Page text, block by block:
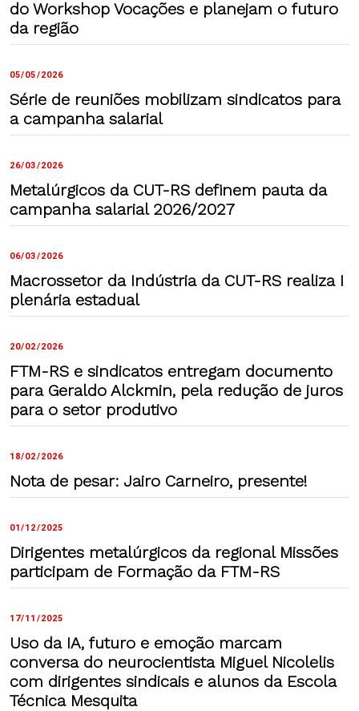
do Workshop Vocações e planejam o futuro
da região
05/05/2026
Série de reuniões mobilizam sindicatos para
a campanha salarial
26/03/2026
Metalúrgicos da CUT-RS definem pauta da
campanha salarial 2026/2027
06/03/2026
Macrossetor da Indústria da CUT-RS realiza I
plenária estadual
20/02/2026
FTM-RS e sindicatos entregam documento
para Geraldo Alckmin, pela redução de juros
para o setor produtivo
18/02/2026
Nota de pesar: Jairo Carneiro, presente!
01/12/2025
Dirigentes metalúrgicos da regional Missões
participam de Formação da FTM-RS
17/11/2025
Uso da IA, futuro e emoção marcam
conversa do neurocientista Miguel Nicolelis
com dirigentes sindicais e alunos da Escola
Técnica Mesquita